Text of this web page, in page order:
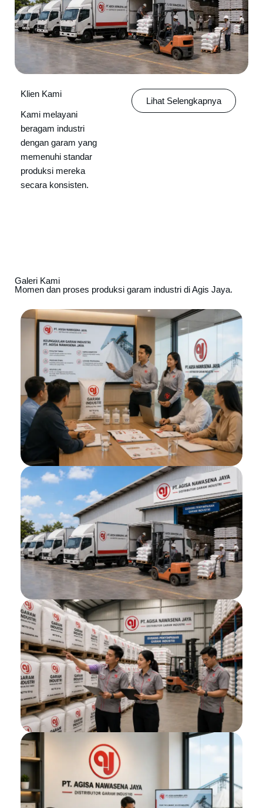
Klien Kami
Kami melayani
beragam industri
dengan garam yang
memenuhi standar
produksi mereka
secara konsisten.
Lihat Selengkapnya
Galeri Kami
Momen dan proses produksi garam industri di Agis Jaya.